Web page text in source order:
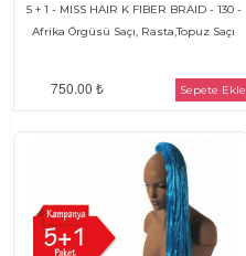
5 + 1 - MISS HAIR K FIBER BRAID - 130 -
Afrika Örgüsü Saçı, Rasta,Topuz Saçı
750.00 ₺ Sepete Ekle